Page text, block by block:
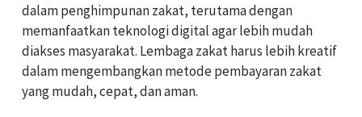
dalam penghimpunan zakat, terutama dengan
memanfaatkan teknologi digital agar lebih mudah
diakses masyarakat. Lembaga zakat harus lebih kreatif
dalam mengembangkan metode pembayaran zakat
yang mudah, cepat, dan aman.